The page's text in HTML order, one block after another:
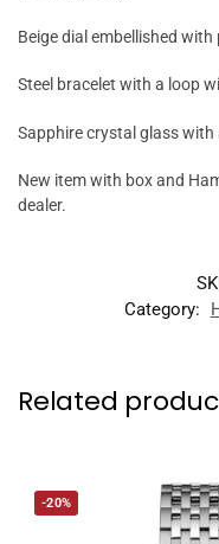
Beige dial embellished with
Steel bracelet with a loop
Sapphire crystal glass
New item with box and
dealer.
Category:
Related
-20%